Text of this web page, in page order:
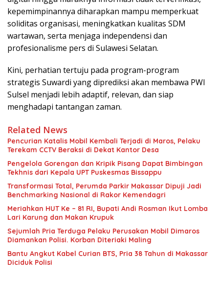
kepemimpinannya diharapkan mampu memperkuat
soliditas organisasi, meningkatkan kualitas SDM
wartawan, serta menjaga independensi dan
profesionalisme pers di Sulawesi Selatan.
Kini, perhatian tertuju pada program-program
strategis Suwardi yang diprediksi akan membawa PWI
Sulsel menjadi lebih adaptif, relevan, dan siap
menghadapi tantangan zaman.
Related News
Pencurian Katalis Mobil Kembali Terjadi di Maros, Pelaku
Terekam CCTV Beraksi di Dekat Kantor Desa
Pengelola Gorengan dan Kripik Pisang Dapat Bimbingan
Tekhnis dari Kepala UPT Puskesmas Bissappu
Transformasi Total, Perumda Parkir Makassar Dipuji Jadi
Benchmarking Nasional di Rakor Kemendagri
Meriahkan HUT Ke – 81 RI, Bupati Andi Rosman Ikut Lomba
Lari Karung dan Makan Krupuk
Sejumlah Pria Terduga Pelaku Perusakan Mobil Dimaros
Diamankan Polisi. Korban Diteriaki Maling
Bantu Angkut Kabel Curian BTS, Pria 38 Tahun di Makassar
Diciduk Polisi